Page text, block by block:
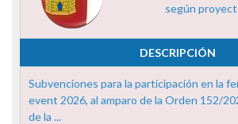
según
DESCRIPCIÓN
Subvenciones para la participación en la
event 2026, al amparo de la Orden 152/
de la ...